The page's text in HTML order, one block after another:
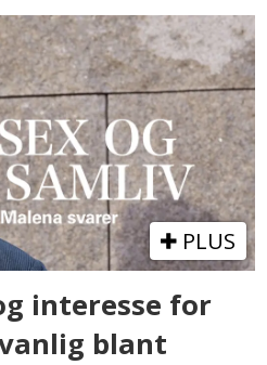
PLUS
interesse for
blant